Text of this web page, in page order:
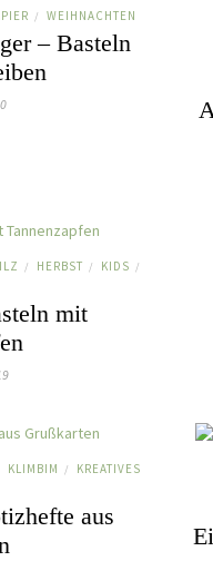
/ WEIHNACHTEN
– Basteln
/ HERBST / KIDS /
mit
KLIMBIM /
KREATIVES
aus